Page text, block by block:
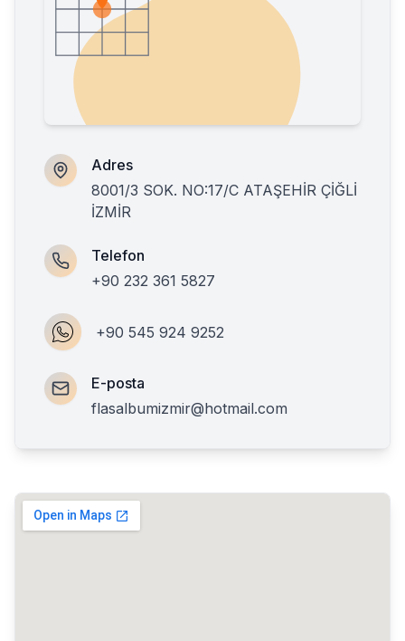
Adres
8001/3 SOK. NO:17/C ATAŞEHİR ÇİĞLİ
İZMİR
Telefon
+90 232 361 5827
+90 545 924 9252
E-posta
flasalbumizmir@hotmail.com